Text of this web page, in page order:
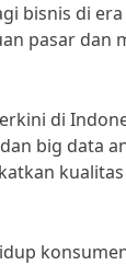
bisnis di
pasar dan
di
big data